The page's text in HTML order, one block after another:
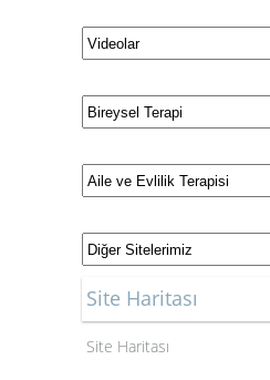
Site Haritası
Site Haritası